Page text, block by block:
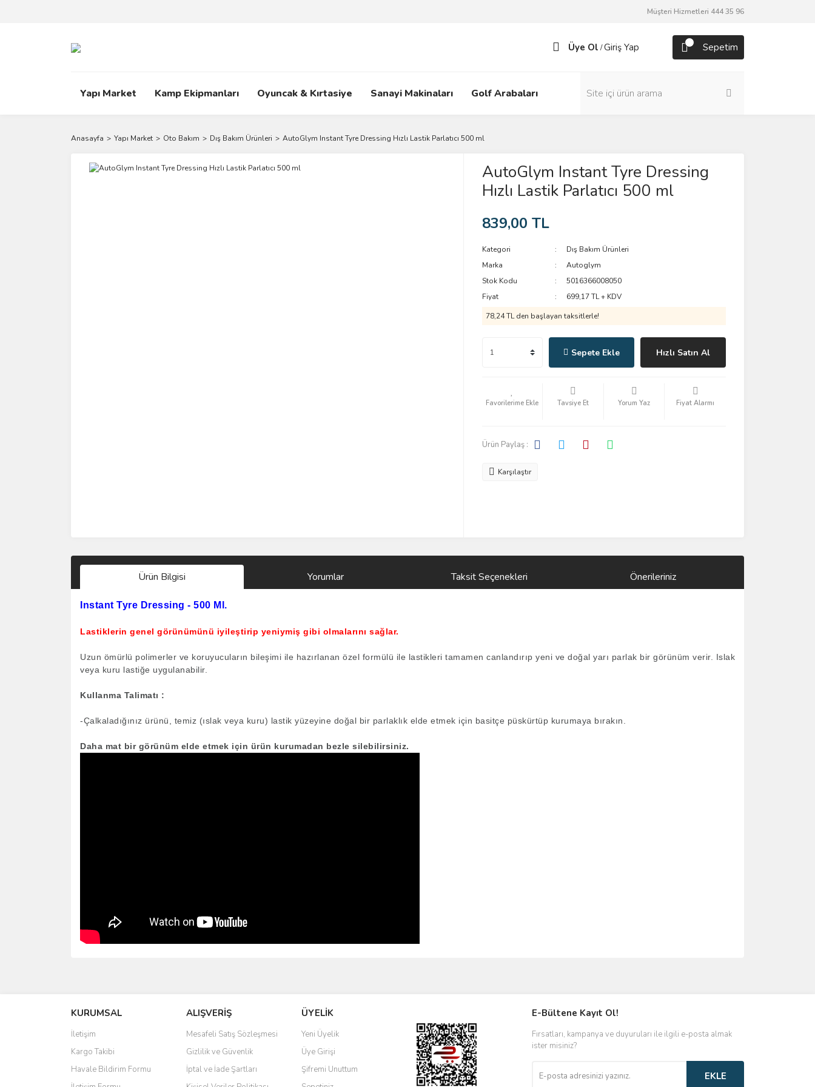
Müşteri Hizmetleri 444 35 96
Üye Ol /Giriş Yap Sepetim
Yapı Market Kamp Ekipmanları Oyuncak & Kırtasiye Sanayi Makinaları Golf Arabaları
Anasayfa Yapı Market Oto Bakım Dış Bakım Ürünleri AutoGlym Instant Tyre Dressing Hızlı Lastik Parlatıcı 500 ml
AutoGlym Instant Tyre Dressing
Hızlı Lastik Parlatıcı 500 ml
839,00 TL
Kategori
Dış Bakım Ürünleri
Marka
Autoglym
Stok Kodu
5016366008050
Fiyat
699,17 TL + KDV
78,24 TL den başlayan taksitlerle!
Sepete Ekle Hızlı Satın Al
Tavsiye Et Yorum Yaz Fiyat Alarmı
Ürün Paylaş :
Karşılaştır
Ürün Bilgisi Yorumlar Taksit Seçenekleri Önerileriniz
Instant Tyre Dressing - 500 Ml.
Lastiklerin genel görünümünü iyileştirip yeniymiş gibi olmalarını sağlar.
Uzun ömürlü polimerler ve koruyucuların bileşimi ile hazırlanan özel formülü ile lastikleri tamamen canlandırıp yeni ve doğal yarı parlak bir görünüm verir. Islak
veya kuru lastiğe uygulanabilir.
Kullanma Talimatı :
-Çalkaladığınız ürünü, temiz (ıslak veya kuru) lastik yüzeyine doğal bir parlaklık elde etmek için basitçe püskürtüp kurumaya bırakın.
Daha mat bir görünüm elde etmek için ürün kurumadan bezle silebilirsiniz.
Yorum Yaz
Ürün resmi kalitesiz, bozuk veya görüntülenemiyor.
Ürün açıklamasında eksik bilgiler bulunuyor.
Ürün bilgilerinde hatalar bulunuyor.
Ürün fiyatı diğer sitelerden daha pahalı.
Bu ürüne benzer farklı alternatifler olmalı.
KURUMSAL
İletişim
Kargo Takibi
Havale Bildirim Formu
ALIŞVERİŞ
Mesafeli Satış Sözleşmesi
Gizlilik ve Güvenlik
İptal ve İade Şartları
ÜYELİK
Yeni Üyelik
Üye Girişi
Şifremi Unuttum
E-Bültene Kayıt Ol!
Fırsatları, kampanya ve duyuruları ile ilgili e-posta almak
ister misiniz?
EKLE